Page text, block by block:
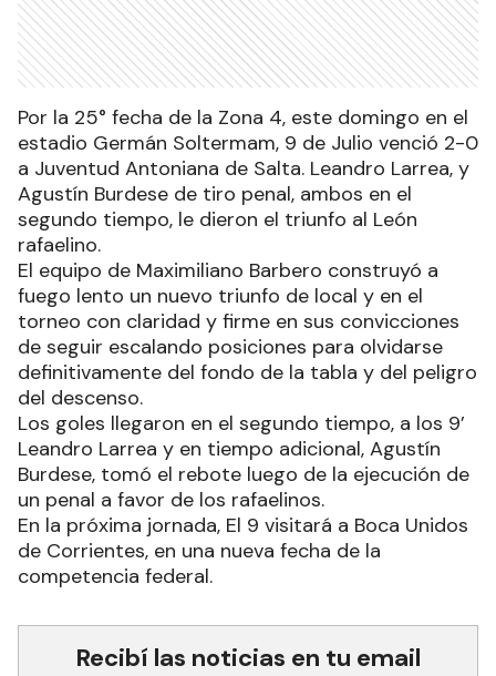
Por la 25° fecha de la Zona 4, este domingo en el
estadio Germán Soltermam, 9 de Julio venció 2-0
a Juventud Antoniana de Salta. Leandro Larrea, y
Agustín Burdese de tiro penal, ambos en el
segundo tiempo, le dieron el triunfo al León
rafaelino.
El equipo de Maximiliano Barbero construyó a
fuego lento un nuevo triunfo de local y en el
torneo con claridad y firme en sus convicciones
de seguir escalando posiciones para olvidarse
definitivamente del fondo de la tabla y del peligro
del descenso.
Los goles llegaron en el segundo tiempo, a los 9’
Leandro Larrea y en tiempo adicional, Agustín
Burdese, tomó el rebote luego de la ejecución de
un penal a favor de los rafaelinos.
En la próxima jornada, El 9 visitará a Boca Unidos
de Corrientes, en una nueva fecha de la
competencia federal.
Recibí las noticias en tu email